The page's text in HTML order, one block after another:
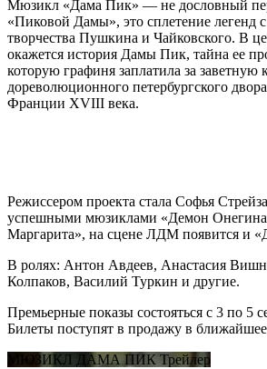
Мюзикл «Дама Пик» — не дословный
«Пиковой Дамы», это сплетение легенд
творчества Пушкина и Чайковского. В
окажется история Дамы Пик, тайна ее
которую графиня заплатила за
дореволюционного петербургского
Франции XVIII века.
Режиссером проекта стала Софья
успешными мюзиклами «Демон
Маргарита», на сцене ЛДМ появится и
В ролях: Антон Авдеев, Анастасия
Колпаков, Василий Туркин и другие.
Премьерные показы состояться с 3 по 5
Билеты поступят в продажу в
МЮЗИКЛ ДАМА ПИК Трейлер